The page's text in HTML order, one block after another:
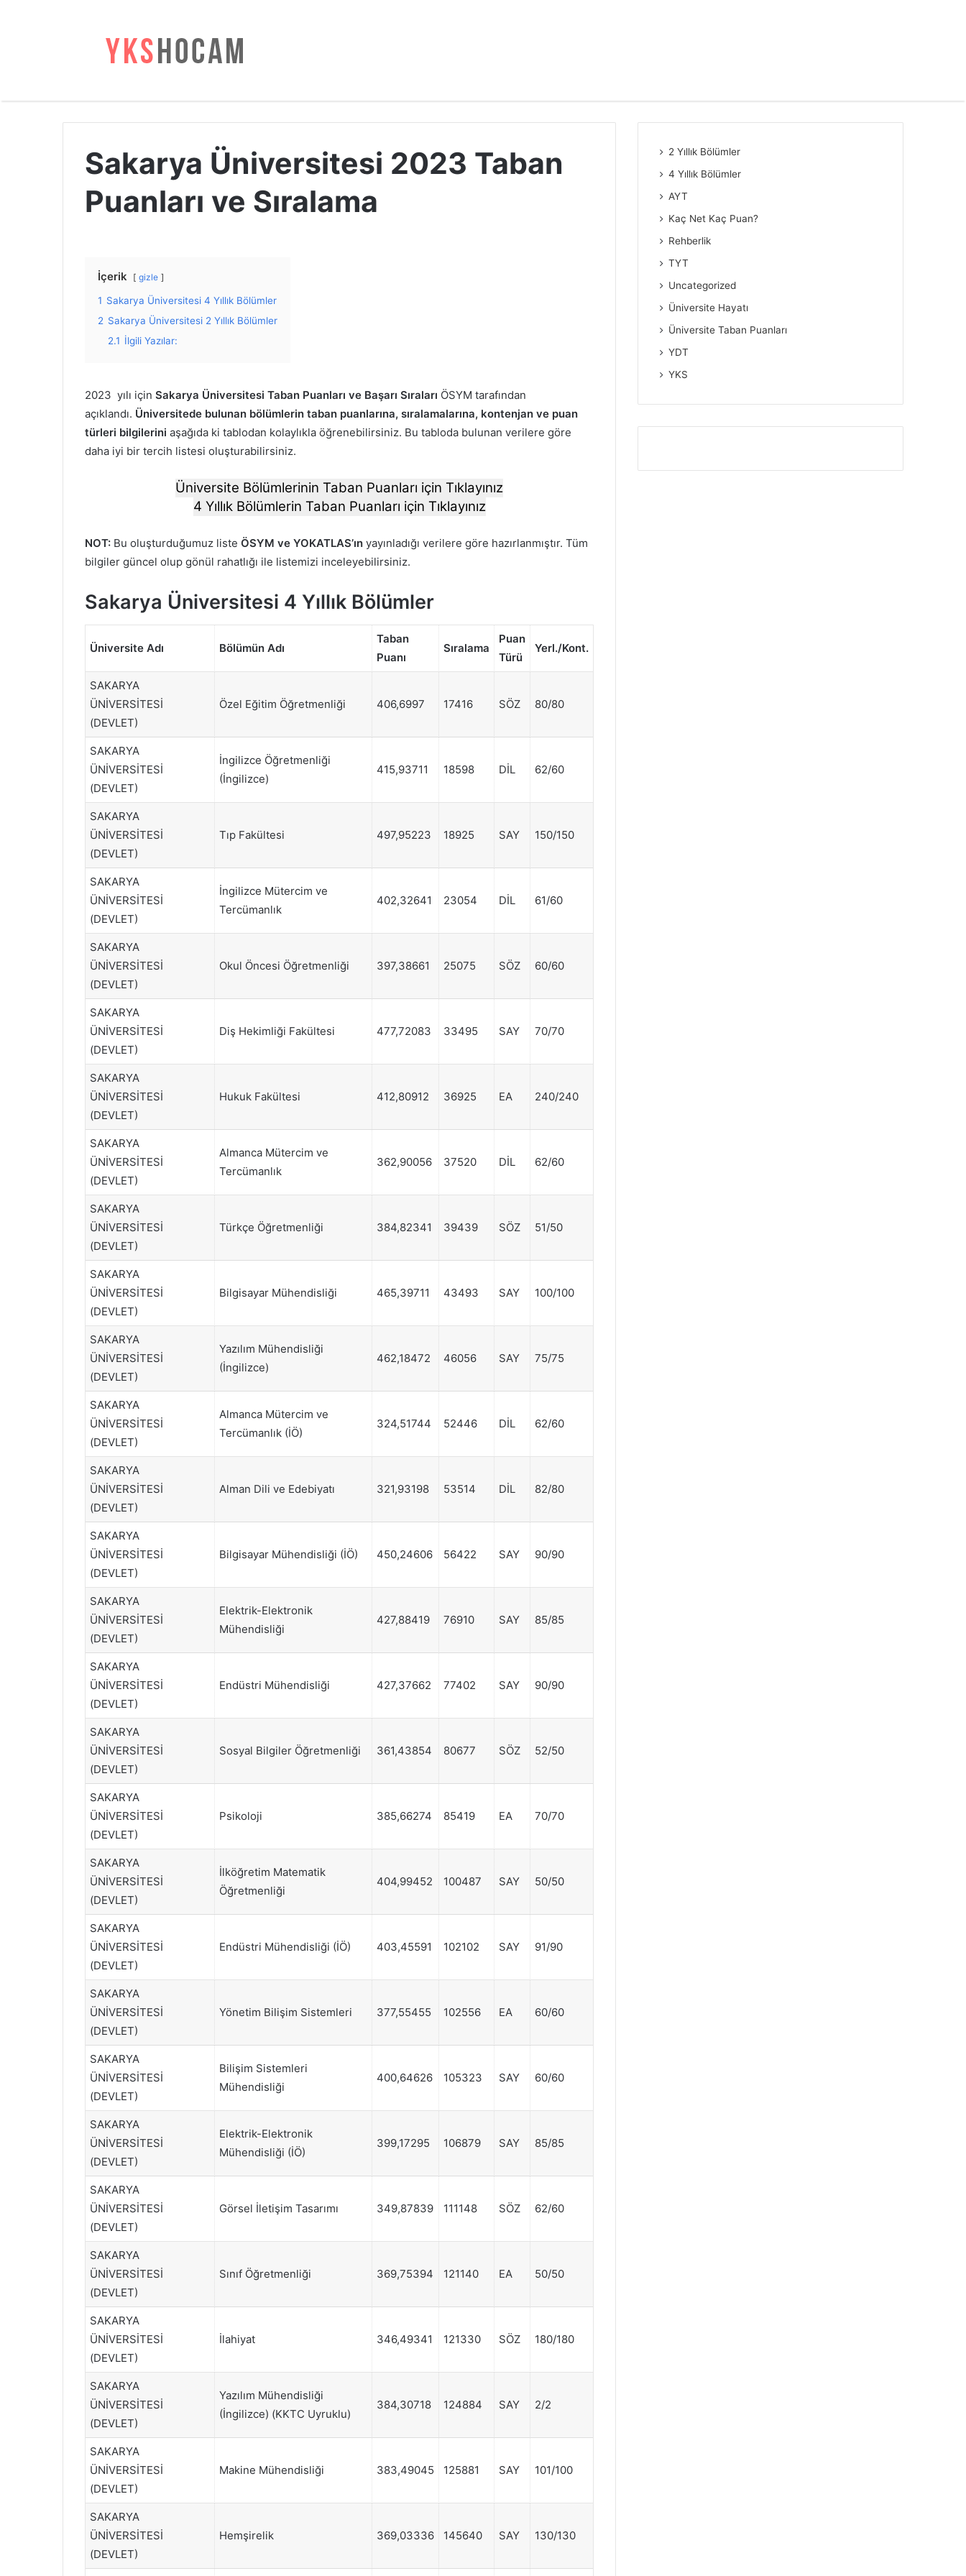
Sakarya Üniversitesi 2023 Taban
Puanları ve Sıralama
İçerik gizle
1 Sakarya Üniversitesi 4 Yıllık Bölümler
2 Sakarya Üniversitesi 2 Yıllık Bölümler
2.1 İlgili Yazılar:
2023 yılı için Sakarya Üniversitesi Taban Puanları ve Başarı Sıraları ÖSYM tarafından
açıklandı. Üniversitede bulunan bölümlerin taban puanlarına, sıralamalarına, kontenjan ve puan
türleri bilgilerini aşağıda ki tablodan kolaylıkla öğrenebilirsiniz. Bu tabloda bulunan verilere göre
daha iyi bir tercih listesi oluşturabilirsiniz.
Üniversite Bölümlerinin Taban Puanları için Tıklayınız
4 Yıllık Bölümlerin Taban Puanları için Tıklayınız
NOT: Bu oluşturduğumuz liste ÖSYM ve YOKATLAS’ın yayınladığı verilere göre hazırlanmıştır. Tüm
bilgiler güncel olup gönül rahatlığı ile listemizi inceleyebilirsiniz.
Sakarya Üniversitesi 4 Yıllık Bölümler
Üniversite Adı Bölümün Adı
Taban
Puanı
Sıralama
Puan
Türü
Yerl./Kont.
SAKARYA
ÜNİVERSİTESİ
(DEVLET)
Özel Eğitim Öğretmenliği 406,6997 17416 SÖZ 80/80
SAKARYA
ÜNİVERSİTESİ
(DEVLET)
İngilizce Öğretmenliği
(İngilizce)
415,93711 18598 DİL 62/60
SAKARYA
ÜNİVERSİTESİ
(DEVLET)
Tıp Fakültesi 497,95223 18925 SAY 150/150
SAKARYA
ÜNİVERSİTESİ
(DEVLET)
İngilizce Mütercim ve
Tercümanlık
402,32641 23054 DİL 61/60
SAKARYA
ÜNİVERSİTESİ
(DEVLET)
Okul Öncesi Öğretmenliği 397,38661 25075 SÖZ 60/60
SAKARYA
ÜNİVERSİTESİ
(DEVLET)
Diş Hekimliği Fakültesi 477,72083 33495 SAY 70/70
SAKARYA
ÜNİVERSİTESİ
(DEVLET)
Hukuk Fakültesi 412,80912 36925 EA 240/240
SAKARYA
ÜNİVERSİTESİ
(DEVLET)
Almanca Mütercim ve
Tercümanlık
362,90056 37520 DİL 62/60
SAKARYA
ÜNİVERSİTESİ
(DEVLET)
Türkçe Öğretmenliği 384,82341 39439 SÖZ 51/50
SAKARYA
ÜNİVERSİTESİ
(DEVLET)
Bilgisayar Mühendisliği 465,39711 43493 SAY 100/100
SAKARYA
ÜNİVERSİTESİ
(DEVLET)
Yazılım Mühendisliği
(İngilizce)
462,18472 46056 SAY 75/75
SAKARYA
ÜNİVERSİTESİ
(DEVLET)
Almanca Mütercim ve
Tercümanlık (İÖ)
324,51744 52446 DİL 62/60
SAKARYA
ÜNİVERSİTESİ
(DEVLET)
Alman Dili ve Edebiyatı 321,93198 53514 DİL 82/80
SAKARYA
ÜNİVERSİTESİ
(DEVLET)
Bilgisayar Mühendisliği (İÖ) 450,24606 56422 SAY 90/90
SAKARYA
ÜNİVERSİTESİ
(DEVLET)
Elektrik-Elektronik
Mühendisliği
427,88419 76910 SAY 85/85
SAKARYA
ÜNİVERSİTESİ
(DEVLET)
Endüstri Mühendisliği 427,37662 77402 SAY 90/90
SAKARYA
ÜNİVERSİTESİ
(DEVLET)
Sosyal Bilgiler Öğretmenliği 361,43854 80677 SÖZ 52/50
SAKARYA
ÜNİVERSİTESİ
(DEVLET)
Psikoloji 385,66274 85419 EA 70/70
SAKARYA
ÜNİVERSİTESİ
(DEVLET)
İlköğretim Matematik
Öğretmenliği
404,99452 100487 SAY 50/50
SAKARYA
ÜNİVERSİTESİ
(DEVLET)
Endüstri Mühendisliği (İÖ) 403,45591 102102 SAY 91/90
SAKARYA
ÜNİVERSİTESİ
(DEVLET)
Yönetim Bilişim Sistemleri 377,55455 102556 EA 60/60
SAKARYA
ÜNİVERSİTESİ
(DEVLET)
Bilişim Sistemleri
Mühendisliği
400,64626 105323 SAY 60/60
SAKARYA
ÜNİVERSİTESİ
(DEVLET)
Elektrik-Elektronik
Mühendisliği (İÖ)
399,17295 106879 SAY 85/85
SAKARYA
ÜNİVERSİTESİ
(DEVLET)
Görsel İletişim Tasarımı 349,87839 111148 SÖZ 62/60
SAKARYA
ÜNİVERSİTESİ
(DEVLET)
Sınıf Öğretmenliği 369,75394 121140 EA 50/50
SAKARYA
ÜNİVERSİTESİ
(DEVLET)
İlahiyat 346,49341 121330 SÖZ 180/180
SAKARYA
ÜNİVERSİTESİ
(DEVLET)
Yazılım Mühendisliği
(İngilizce) (KKTC Uyruklu)
384,30718 124884 SAY 2/2
SAKARYA
ÜNİVERSİTESİ
(DEVLET)
Makine Mühendisliği 383,49045 125881 SAY 101/100
SAKARYA
ÜNİVERSİTESİ
(DEVLET)
Hemşirelik 369,03336 145640 SAY 130/130
2 Yıllık Bölümler
4 Yıllık Bölümler
AYT
Kaç Net Kaç Puan?
Rehberlik
TYT
Uncategorized
Üniversite Hayatı
Üniversite Taban Puanları
YDT
YKS